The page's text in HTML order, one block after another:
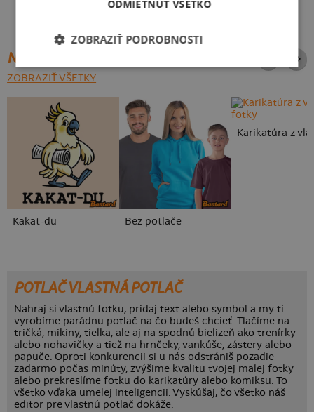
NAJPREDÁVANEJŠIE POTLAČE
ZOBRAZIŤ VŠETKY
Kakat-du Bez potlače
POTLAČ VLASTNÁ POTLAČ
Nahraj si vlastnú fotku, pridaj text alebo symbol a my ti
vyrobíme parádnu potlač na čo budeš chcieť. Tlačíme na
tričká, mikiny, tielka, ale aj na spodnú bielizeň ako trenírky
alebo nohavičky a tiež na hrnčeky, vankúše, zástery alebo
papuče. Oproti konkurencii si u nás odstrániš pozadie
zadarmo počas minúty, zvýšime kvalitu tvojej malej fotky
alebo prekreslíme fotku do karikatúry alebo komiksu. To
všetko vďaka umelej inteligencii. Vyskúšaj, čo všetko náš
editor pre vlastnú potlač dokáže.
ODMIETNUŤ VŠETKO
ZOBRAZIŤ PODROBNOSTI